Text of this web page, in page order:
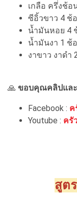
เกลือ ครึ่งช้อ
ซีอิ้วขาว 4 ช้
น้ำมันหอย 4
น้ำมันงา 1 ช้
งาขาว งาดำ
🙏 ขอบคุณคลิปแล
Facebook : ค
Youtube : ครั
สูต